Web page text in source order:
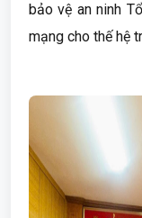
bảo vệ an ninh
mạng cho thế hệ